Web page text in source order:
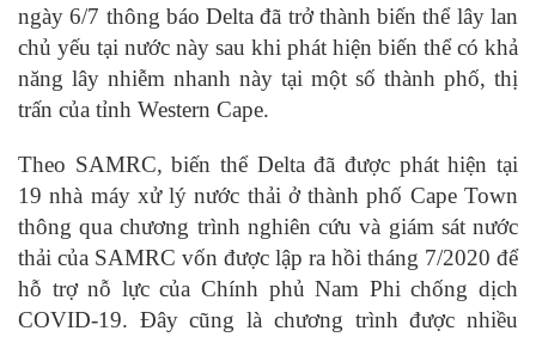
ngày 6/7 thông báo Delta đã trở thành biến thể lây lan
chủ yếu tại nước này sau khi phát hiện biến thể có khả
năng lây nhiễm nhanh này tại một số thành phố, thị
trấn của tỉnh Western Cape.
Theo SAMRC, biến thể Delta đã được phát hiện tại
19 nhà máy xử lý nước thải ở thành phố Cape Town
thông qua chương trình nghiên cứu và giám sát nước
thải của SAMRC vốn được lập ra hồi tháng 7/2020 để
hỗ trợ nỗ lực của Chính phủ Nam Phi chống dịch
COVID-19. Đây cũng là chương trình được nhiều